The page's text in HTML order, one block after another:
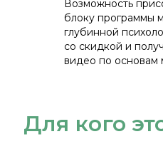
Возможность
блоку программы
глубинной
со скидкой и
видео по основам
Для кого